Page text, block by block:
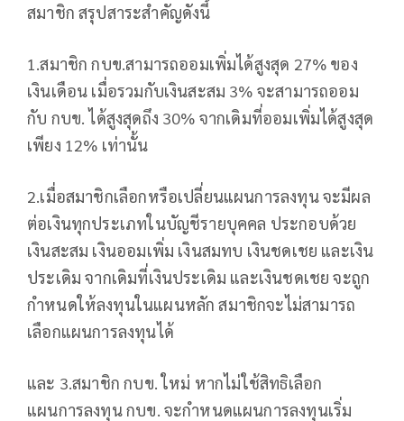
สมาชิก สรุปสาระสำคัญดังนี้
1.สมาชิก กบข.สามารถออมเพิ่มได้สูงสุด 27% ของ
เงินเดือน เมื่อรวมกับเงินสะสม 3% จะสามารถออม
กับ กบข. ได้สูงสุดถึง 30% จากเดิมที่ออมเพิ่มได้สูงสุด
เพียง 12% เท่านั้น
2.เมื่อสมาชิกเลือกหรือเปลี่ยนแผนการลงทุน จะมีผล
ต่อเงินทุกประเภทในบัญชีรายบุคคล ประกอบด้วย
เงินสะสม เงินออมเพิ่ม เงินสมทบ เงินชดเชย และเงิน
ประเดิม จากเดิมที่เงินประเดิม และเงินชดเชย จะถูก
กำหนดให้ลงทุนในแผนหลัก สมาชิกจะไม่สามารถ
เลือกแผนการลงทุนได้
และ 3.สมาชิก กบข. ใหม่ หากไม่ใช้สิทธิเลือก
แผนการลงทุน กบข. จะกำหนดแผนการลงทุนเริ่ม